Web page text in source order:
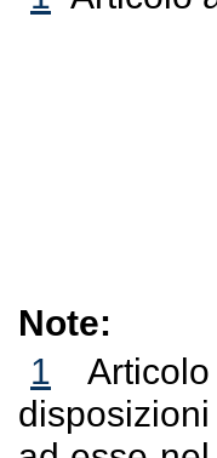
Note:
1